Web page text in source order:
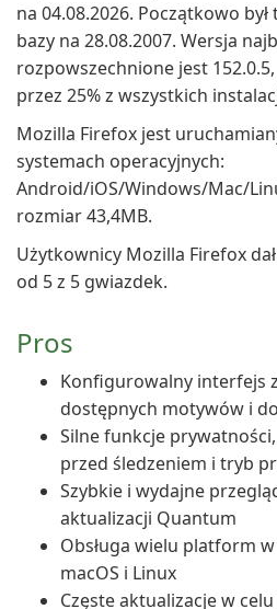
na 04.08.2026. Początkowo
bazy na 28.08.2007. Wersja
rozpowszechnione jest
przez 25% z wszystkich
Mozilla Firefox jest
systemach operacyjnych:
Android/iOS/Windows/Mac/
rozmiar 43,4MB.
Użytkownicy Mozilla Firefox
od 5 z 5 gwiazdek.
Pros
Konfigurowalny interfejs
dostępnych motywów i
Silne funkcje
przed śledzeniem i tryb
Szybkie i wydajne
aktualizacji Quantum
Obsługa wielu platform
macOS i Linux
Częste aktualizacje w